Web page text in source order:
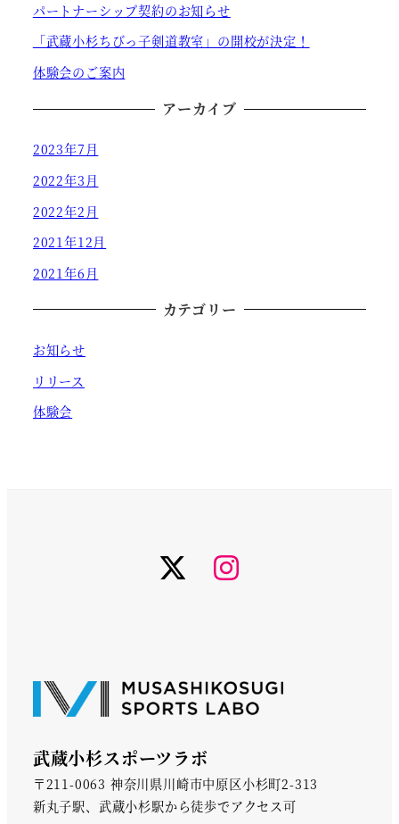
パートナーシップ契約のお知らせ
「武蔵小杉ちびっ子剣道教室」の開校が決定！
体験会のご案内
アーカイブ
2023年7月
2022年3月
2022年2月
2021年12月
2021年6月
カテゴリー
お知らせ
リリース
体験会
twiterinstagram
武蔵小杉スポーツラボ
〒211-0063 神奈川県川崎市中原区小杉町2-313
新丸子駅、武蔵小杉駅から徒歩でアクセス可